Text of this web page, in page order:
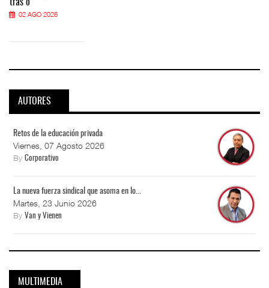
tras o
02 AGO 2026
AUTORES
Retos de la educación privada
Viernes, 07 Agosto 2026
By Corporativo
La nueva fuerza sindical que asoma en lo...
Martes, 23 Junio 2026
By Van y Vienen
MULTIMEDIA